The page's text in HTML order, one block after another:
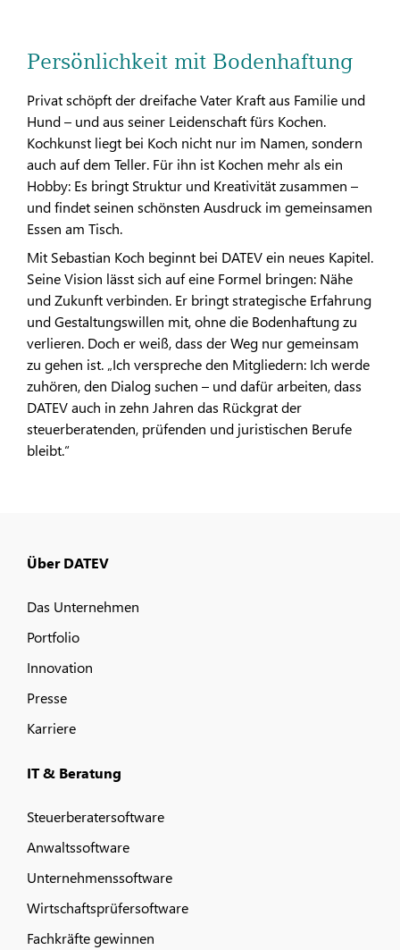
Persönlichkeit mit Bodenhaftung
Privat schöpft der dreifache Vater Kraft aus Familie und
Hund – und aus seiner Leidenschaft fürs Kochen.
Kochkunst liegt bei Koch nicht nur im Namen, sondern
auch auf dem Teller. Für ihn ist Kochen mehr als ein
Hobby: Es bringt Struktur und Kreativität zusammen –
und findet seinen schönsten Ausdruck im gemeinsamen
Essen am Tisch.
Mit Sebastian Koch beginnt bei DATEV ein neues Kapitel.
Seine Vision lässt sich auf eine Formel bringen: Nähe
und Zukunft verbinden. Er bringt strategische Erfahrung
und Gestaltungswillen mit, ohne die Bodenhaftung zu
verlieren. Doch er weiß, dass der Weg nur gemeinsam
zu gehen ist. „Ich verspreche den Mitgliedern: Ich werde
zuhören, den Dialog suchen – und dafür arbeiten, dass
DATEV auch in zehn Jahren das Rückgrat der
steuerberatenden, prüfenden und juristischen Berufe
bleibt.“
Über DATEV
Das Unternehmen
Portfolio
Innovation
Presse
Karriere
IT & Beratung
Steuerberatersoftware
Anwaltssoftware
Unternehmenssoftware
Wirtschaftsprüfersoftware
Fachkräfte gewinnen